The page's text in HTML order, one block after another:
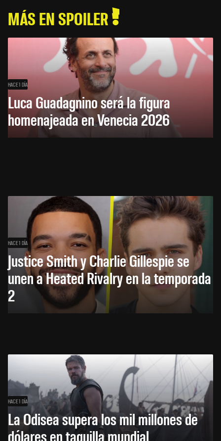
MÁS EN SPOILER
HACE 1 DÍA
Luca Guadagnino será la figura
homenajeada en Venecia 2026
HACE 1 DÍA
Justice Smith y Charlie Gillespie se
unen a Heated Rivalry en la temporada
2
HACE 1 DÍA
La Odisea supera los mil millones de
dólares en taquilla mundial